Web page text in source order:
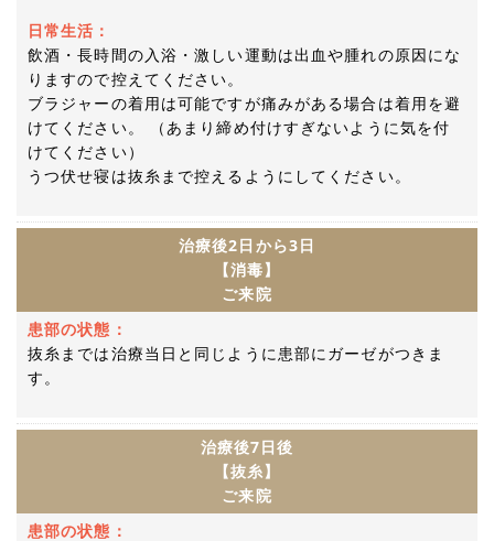
日常生活：
飲酒・長時間の入浴・激しい運動は出血や腫れの原因にな
りますので控えてください。
ブラジャーの着用は可能ですが痛みがある場合は着用を避
けてください。 （あまり締め付けすぎないように気を付
けてください）
うつ伏せ寝は抜糸まで控えるようにしてください。
治療後2日から3日
【消毒】
ご来院
患部の状態：
抜糸までは治療当日と同じように患部にガーゼがつきま
す。
治療後7日後
【抜糸】
ご来院
患部の状態：